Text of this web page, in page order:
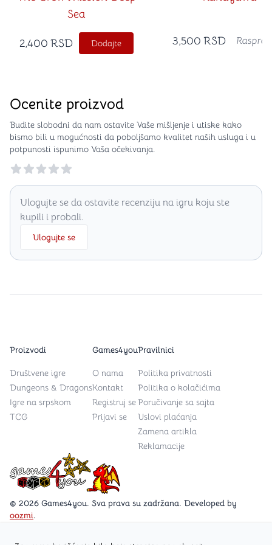
Sea
2,400 RSD Dodajte 3,500 RSD
Ocenite proizvod
Budite slobodni da nam ostavite Vaše mišljenje i utiske kako
bismo bili u mogućnosti da poboljšamo kvalitet naših usluga i u
potpunosti ispunimo Vaša očekivanja.
Reviews
Ulogujte se da ostavite recenziju na igru koju ste
kupili i probali.
Ulogujte se
Games4you logo
© 2026 Games4you. Sva prava su zadržana. Developed by
oozmi.
Proizvodi
Društvene igre
Dungeons & Dragons
Igre na srpskom
TCG
Games4you
O nama
Kontakt
Registruj se
Prijavi se
Pravilnici
Politika privatnosti
Politika o kolačićima
Poručivanje sa sajta
Uslovi plaćanja
Zamena artikla
Reklamacije